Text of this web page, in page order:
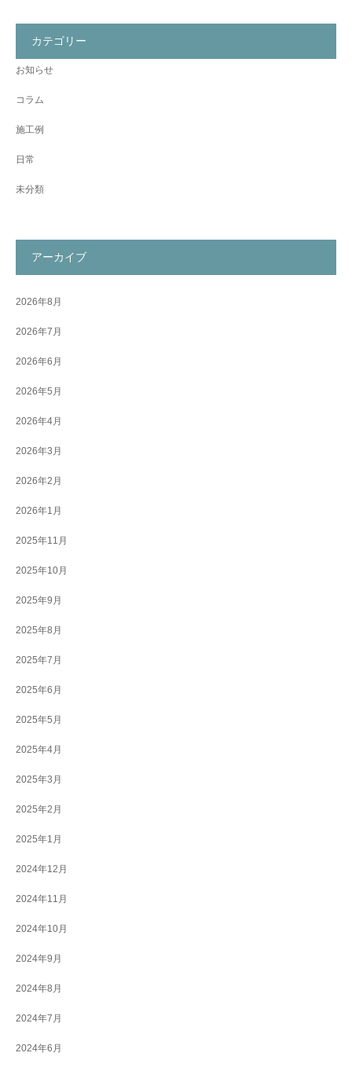
カテゴリー
お知らせ
コラム
施工例
日常
未分類
アーカイブ
2026年8月
2026年7月
2026年6月
2026年5月
2026年4月
2026年3月
2026年2月
2026年1月
2025年11月
2025年10月
2025年9月
2025年8月
2025年7月
2025年6月
2025年5月
2025年4月
2025年3月
2025年2月
2025年1月
2024年12月
2024年11月
2024年10月
2024年9月
2024年8月
2024年7月
2024年6月